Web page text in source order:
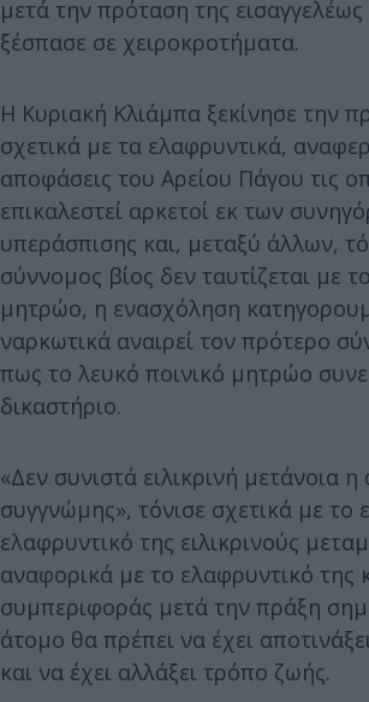
μετά την πρόταση της
ξέσπασε σε χειροκροτήματα.
Η Κυριακή Κλιάμπα ξεκίνησε την
σχετικά με τα ελαφρυντικά,
αποφάσεις του Αρείου Πάγου τις
επικαλεστεί αρκετοί εκ των
υπεράσπισης και, μεταξύ άλλων,
σύννομος βίος δεν ταυτίζεται με
μητρώο, η ενασχόληση
ναρκωτικά αναιρεί τον πρότερο
πως το λευκό ποινικό μητρώο
δικαστήριο.
«Δεν συνιστά ειλικρινή μετάνοια
συγγνώμης», τόνισε σχετικά με το
ελαφρυντικό της ειλικρινούς
αναφορικά με το ελαφρυντικό της
συμπεριφοράς μετά την πράξη
άτομο θα πρέπει να έχει
και να έχει αλλάξει τρόπο ζωής.